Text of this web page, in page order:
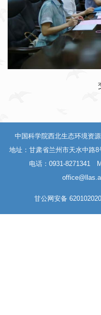
中国科学院西北生态环境资
地址：甘肃省兰州市天水中
电话：0931-8271341
甘公网安备